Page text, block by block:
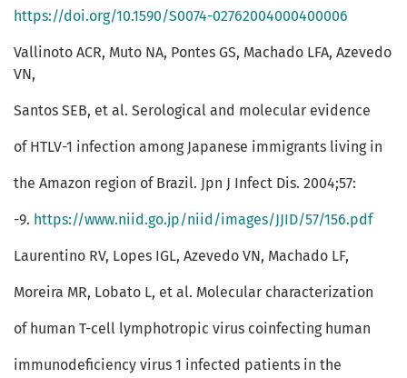
https://doi.org/10.1590/S0074-02762004000400006
Vallinoto ACR, Muto NA, Pontes GS, Machado LFA, Azevedo
VN,
Santos SEB, et al. Serological and molecular evidence
of HTLV-1 infection among Japanese immigrants living in
the Amazon region of Brazil. Jpn J Infect Dis. 2004;57:
-9. https://www.niid.go.jp/niid/images/JJID/57/156.pdf
Laurentino RV, Lopes IGL, Azevedo VN, Machado LF,
Moreira MR, Lobato L, et al. Molecular characterization
of human T-cell lymphotropic virus coinfecting human
immunodeficiency virus 1 infected patients in the